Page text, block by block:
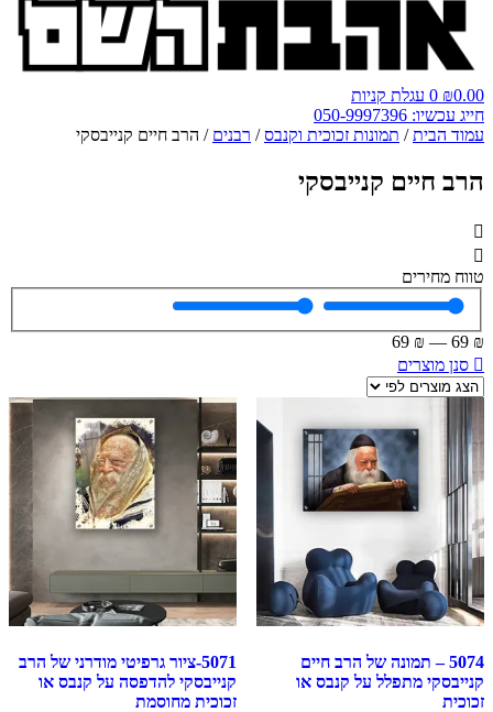
₪0.00
0 עגלת קניות
חייג עכשיו: 050-9997396
עמוד הבית/ תמונות זכוכית וקנבס/ רבנים / הרב חיים קנייבסקי
הרב חיים קנייבסקי
טווח מחירים
₪
69
—
₪
69
סנן מוצרים
5074 – תמונה של הרב חיים
קנייבסקי מתפלל על קנבס או
זכוכית
5071-ציור גרפיטי מודרני של הרב
קנייבסקי להדפסה על קנבס או
זכוכית מחוסמת